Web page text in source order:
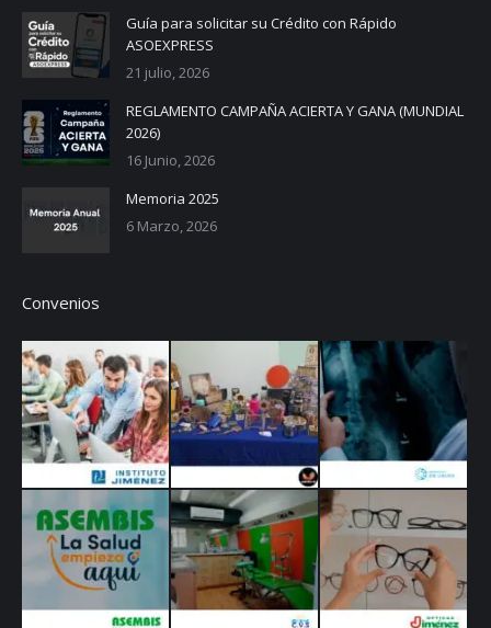
in
new
window
in
new
window
in
new
window
in
new
window
Guía para solicitar su Crédito con Rápido
ASOEXPRESS
21 julio, 2026
REGLAMENTO CAMPAÑA ACIERTA Y GANA (MUNDIAL
2026)
16 Junio, 2026
Memoria 2025
6 Marzo, 2026
Convenios